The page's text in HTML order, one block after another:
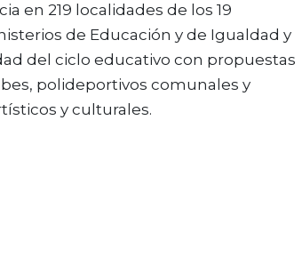
en 219 localidades de los 19
de Educación y de Igualdad y
del ciclo educativo con propuestas
polideportivos comunales y
y culturales.